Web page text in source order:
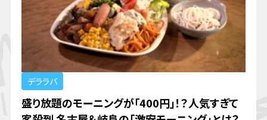
デララバ
盛り放題のモーニングが「400円」！？人気すぎて